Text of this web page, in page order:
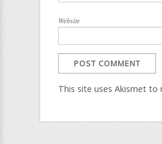
Website
This site uses Akismet to